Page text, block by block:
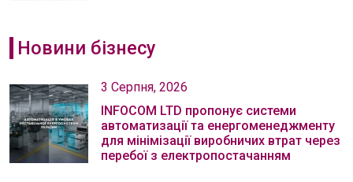
Новини бізнесу
3 Серпня, 2026
INFOCOM LTD пропонує системи
автоматизації та енергоменеджменту
для мінімізації виробничих втрат через
перебої з електропостачанням